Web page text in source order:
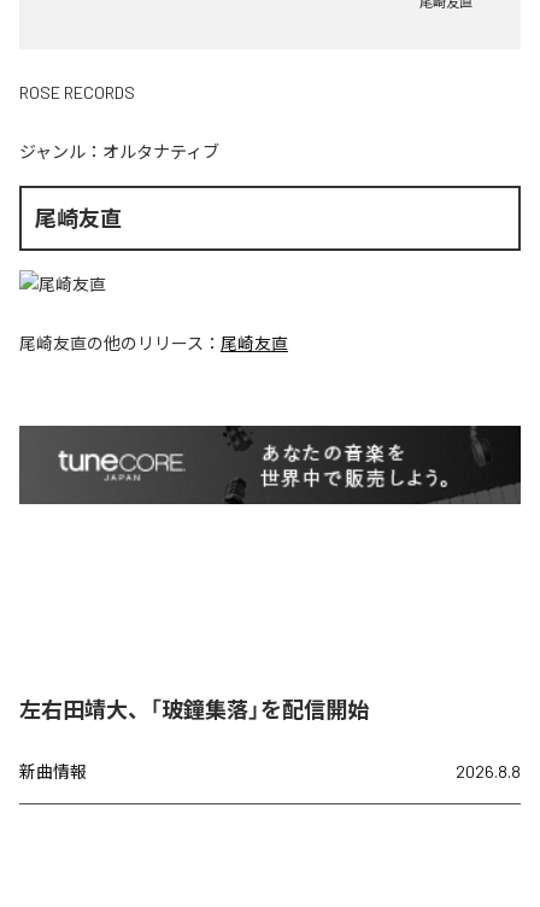
ROSE RECORDS
ジャンル： オルタナティブ
尾崎友直
尾崎友直の他のリリース： 尾崎友直
左右田靖大、「玻鐘集落」を配信開始
新曲情報 2026.8.8